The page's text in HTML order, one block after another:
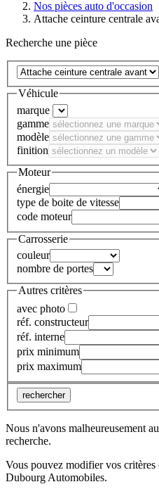
Nos pièces auto d'occasion
Attache ceinture centrale
Recherche une pièce
Véhicule
marque
gamme
modèle
finition
Moteur
énergie
type de boite de vitesse
code moteur
Carrosserie
couleur
nombre de portes
Autres critères
avec photo
réf. constructeur
réf. interne
prix minimum
prix maximum
rechercher
Nous n'avons malheureusement
recherche.
Vous pouvez modifier vos
Dubourg Automobiles.